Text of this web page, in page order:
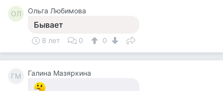
ОЛ Ольга Любимова
Бывает
8 лет 0 0
ГМ Галина Мазяркина